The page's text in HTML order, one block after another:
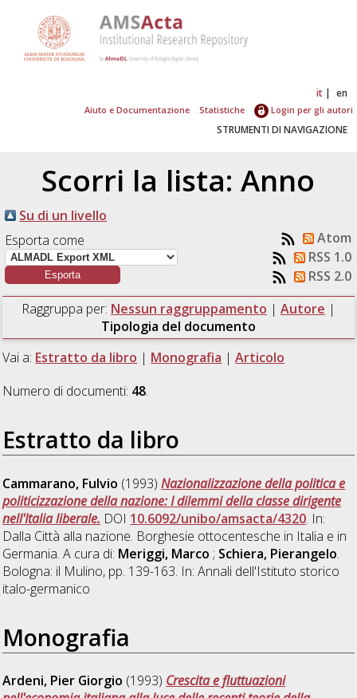
it en
Aiuto e Documentazione Statistiche Login per gli autori
STRUMENTI DI NAVIGAZIONE
Scorri la lista: Anno
Su di un livello
Esporta come
Atom
RSS 1.0
RSS 2.0
Raggruppa per: Nessun raggruppamento | Autore |
Tipologia del documento
Vai a: Estratto da libro | Monografia |Articolo
Numero di documenti: 48.
Estratto da libro
Cammarano, Fulvio (1993)Nazionalizzazione della politica e
politicizzazione della nazione: I dilemmi della classe dirigente
nell'Italia liberale. DOI 10.6092/unibo/amsacta/4320. In:
Dalla Città alla nazione. Borghesie ottocentesche in Italia e in
Germania. A cura di: Meriggi, Marco ; Schiera, Pierangelo.
Bologna: il Mulino, pp. 139-163. In: Annali dell'Istituto storico
italo-germanico
Monografia
Ardeni, Pier Giorgio (1993) Crescita e fluttuazioni